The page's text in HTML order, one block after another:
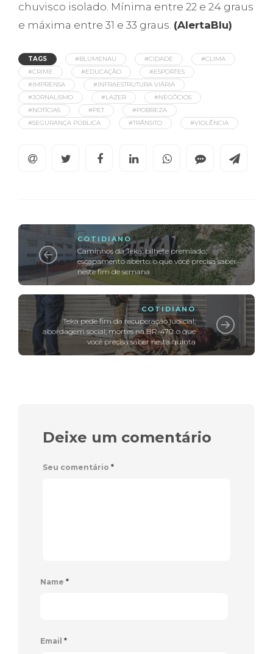
chuvisco isolado. Mínima entre 22 e 24 graus
e máxima entre 31 e 33 graus. (AlertaBlu)
TAGS #BLUMENAU #CIDADE
#CLIMA
#CRIME
#EDUCAÇÃO
#ESPORTES
#IMPRENSA
#INFRAESTRUTURA VIÁRIA
#JORNALISMO
#LAZER
#NEGÓCIOS
#NOTÍCIAS
#PET
#POBREZA
#SEGURANÇA PÚBLICA
#TRÂNSITO #VIOLÊNCIA
COTIDIANO
Caminhos da Teka; bilhete premiado;
escapamento aberto: o que você precisa saber
neste fim de semana
COTIDIANO
Teka pede fim da recuperação judicial;
abordagem social; mortes na BR-470: o que
você precisa saber nesta quinta
Deixe um comentário
Seu comentário *
Name *
Email *